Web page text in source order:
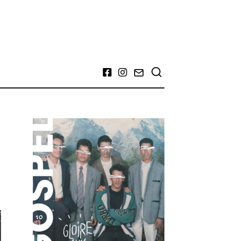
Facebook
Instagram
Email